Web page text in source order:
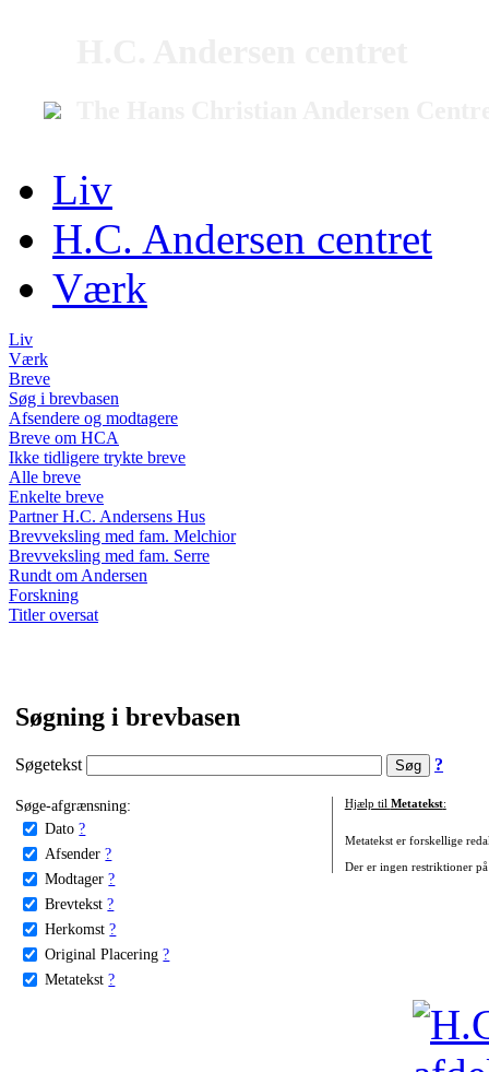
Liv
H.C. Andersen centret
Værk
Liv
Værk
Breve
Søg i brevbasen
Afsendere og modtagere
Breve om HCA
Ikke tidligere trykte breve
Alle breve
Enkelte breve
Partner H.C. Andersens Hus
Brevveksling med fam. Melchior
Brevveksling med fam. Serre
Rundt om Andersen
Forskning
Titler oversat
Søgning i brevbasen
Søgetekst ?
Søge-afgrænsning:
Dato ?
Afsender ?
Modtager ?
Brevtekst ?
Herkomst ?
Original Placering ?
Metatekst ?
Hjælp til Metatekst:
Metatekst er forskellige
Der er ingen restriktioner